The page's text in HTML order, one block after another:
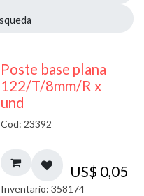
Poste base plana
122/T/8mm/R x
und
Cod: 23392
US$ 0,05
Inventario: 358174